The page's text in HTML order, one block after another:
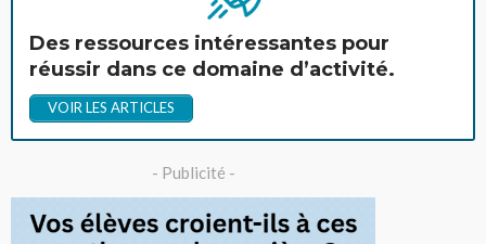
Des ressources intéressantes pour
réussir dans ce domaine d’activité.
VOIR LES ARTICLES
- Publicité -